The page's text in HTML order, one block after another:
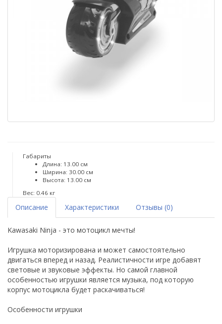
Габариты
Длина: 13.00 см
Ширина: 30.00 см
Высота: 13.00 см
Вес: 0.46 кг
Описание Характеристики Отзывы (0)
Kawasaki Ninja - это мотоцикл мечты!
Игрушка моторизирована и может самостоятельно
двигаться вперед и назад. Реалистичности игре добавят
световые и звуковые эффекты. Но самой главной
особенностью игрушки является музыка, под которую
корпус мотоцикла будет раскачиваться!
Особенности игрушки